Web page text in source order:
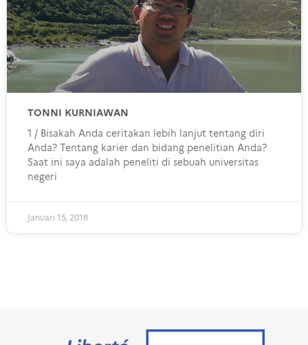
TONNI KURNIAWAN
1 / Bisakah Anda ceritakan lebih lanjut tentang diri
Anda? Tentang karier dan bidang penelitian Anda?
Saat ini saya adalah peneliti di sebuah universitas
negeri
Januari 15, 2018